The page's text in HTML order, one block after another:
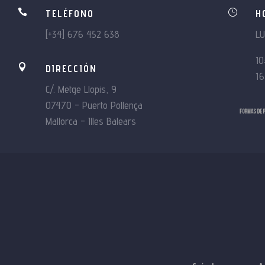

TELÉFONO
[+34] 676 452 638

DIRECCIÓN
C/. Metge Llopis, 9
07470 – Puerto Pollença
Mallorca – Illes Balears
}